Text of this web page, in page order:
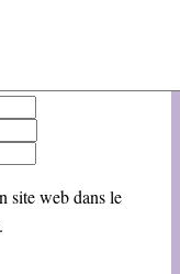
site web dans le